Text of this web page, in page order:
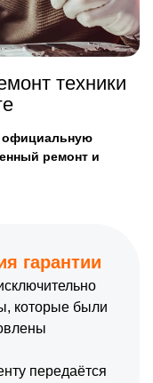
техники
официальную
ремонт и
гарантии
которые были
передаётся